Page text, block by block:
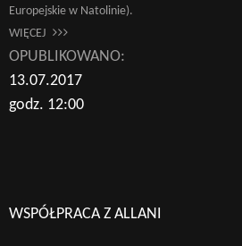
Europejskie w Natolinie).
WIĘCEJ
OPUBLIKOWANO:
13.07.2017
godz. 12:00
WSPÓŁPRACA Z ALLANI